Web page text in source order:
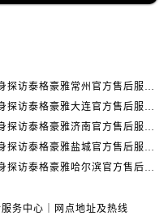
亲身探访泰格豪雅常州官方售后服务中心｜热线电话与网点地址（2026年7月最新）
亲身探访泰格豪雅大连官方售后服务中心｜全新地址及服务热线（2026年7月最新）
亲身探访泰格豪雅济南官方售后服务中心｜网点地址及官方服务电话（2026年7月最新）
亲身探访泰格豪雅盐城官方售后服务中心｜网点地址与官方电话（2026年7月最新）
亲身探访泰格豪雅哈尔滨官方售后服务中心｜详细地址与售后电话（2026年7月最新）
务中心｜网点地址及热线